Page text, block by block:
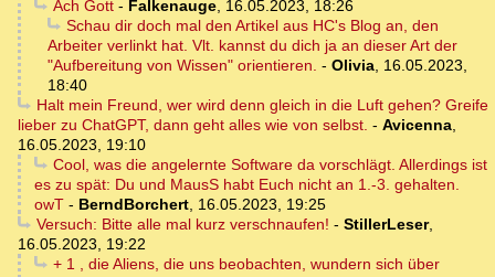
Ach Gott- Falkenauge, 16.05.2023, 18:26
Schau dir doch mal den Artikel aus HC's Blog an, den
Arbeiter verlinkt hat. Vlt. kannst du dich ja an dieser Art der
"Aufbereitung von Wissen" orientieren. - Olivia 16.05.2023,
18:40
Halt mein Freund, wer wird denn gleich in die Luft gehen? Greife
lieber zu ChatGPT, dann geht alles wie von selbst. - Avicenna
16.05.2023, 19:10
Cool, was die angelernte Software da vorschlägt. Allerdings ist
es zu spät: Du und MausS habt Euch nicht an 1.-3. gehalten.
owT - BerndBorchert 16.05.2023, 19:25
Versuch: Bitte alle mal kurz verschnaufen! - StillerLeser,
16.05.2023, 19:22
+ 1 , die Aliens, die uns beobachten, wundern sich über